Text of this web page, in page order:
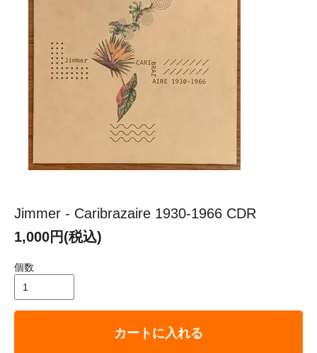
Jimmer - Caribrazaire 1930-1966 CDR
1,000円(税込)
個数
カートに入れる